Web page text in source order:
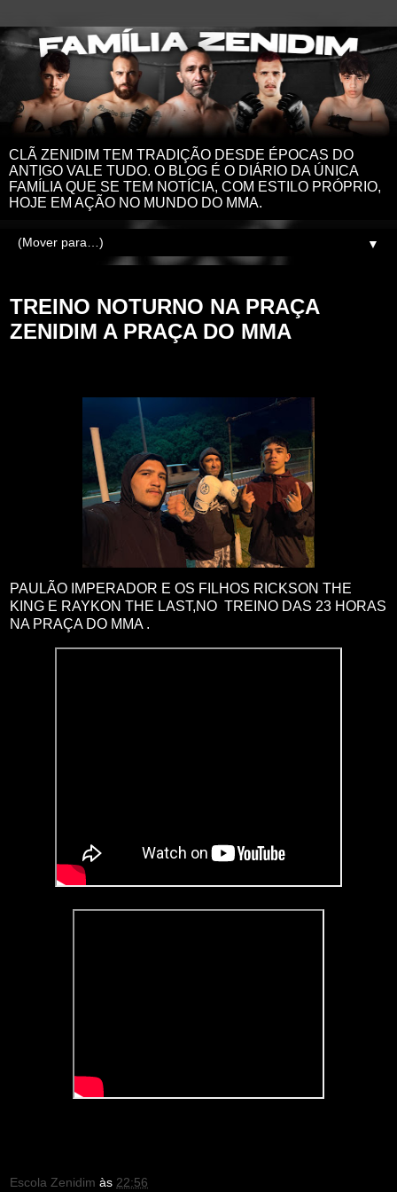
CLÃ ZENIDIM TEM TRADIÇÃO DESDE ÉPOCAS DO
ANTIGO VALE TUDO. O BLOG É O DIÁRIO DA ÚNICA
FAMÍLIA QUE SE TEM NOTÍCIA, COM ESTILO PRÓPRIO,
HOJE EM AÇÃO NO MUNDO DO MMA.
▼
TREINO NOTURNO NA PRAÇA
ZENIDIM A PRAÇA DO MMA
PAULÃO IMPERADOR E OS FILHOS RICKSON THE
KING E RAYKON THE LAST,NO TREINO DAS 23 HORAS
NA PRAÇA DO MMA .
Escola Zenidim às 22:56